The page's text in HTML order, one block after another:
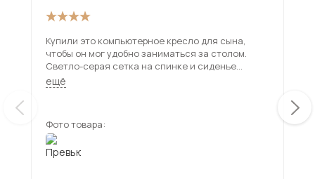
Купили это компьютерное кресло для сына,
чтобы он мог удобно заниматься за столом.
Светло-серая сетка на спинке и сиденье
выглядит аккуратно. Практически по цвету как
вся мебель в комнате. Ребенок в восторге –
ещё
Фото товара: